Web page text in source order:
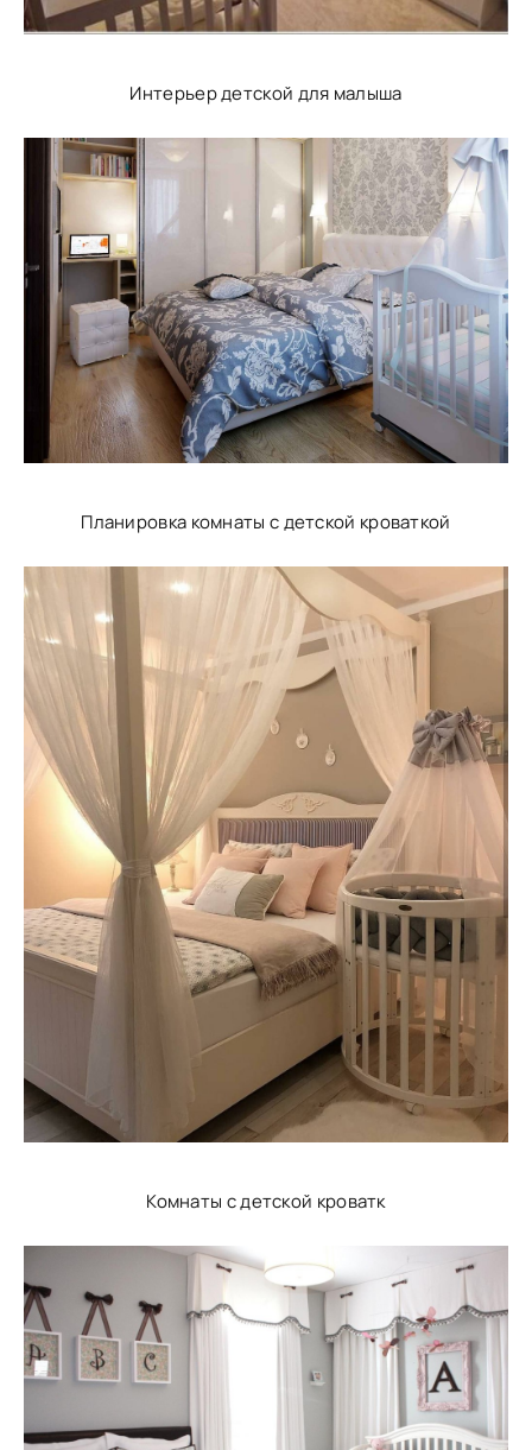
Интерьер детской для малыша
Планировка комнаты с детской кроваткой
Комнаты с детской кроватк